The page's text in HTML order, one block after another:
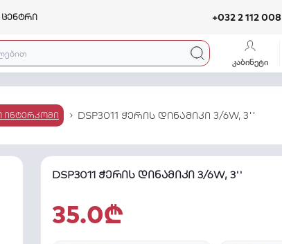
+032 2 112 008
კაბინეტი
ინტერკომი DSP3011 ჭერის დინამიკი 3/6W, 3''
DSP3011 ჭერის დინამიკი 3/6W, 3''
35.0₾